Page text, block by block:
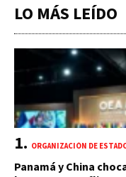
LO MÁS LEÍDO
Panamá y China